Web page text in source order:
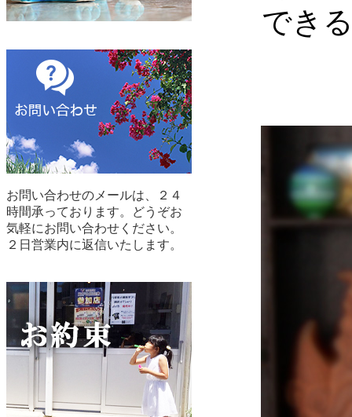
お問い合わせのメールは、２４
時間承っております。どうぞお
気軽にお問い合わせください。
２日営業内に返信いたします。
でき